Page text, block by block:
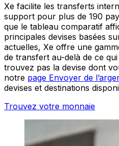
Xe facilite les transferts
support pour plus de 190
que le tableau comparatif
principales devises basées
actuelles, Xe offre une
de transfert au-delà de ce
trouvez pas la devise dont
notre page Envoyer de
devises et destinations
Trouvez votre monnaie